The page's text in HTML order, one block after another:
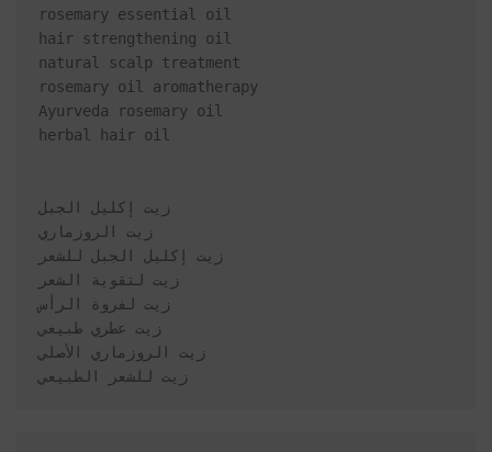
rosemary essential oil
hair strengthening oil
natural scalp treatment
rosemary oil aromatherapy
Ayurveda rosemary oil
herbal hair oil
زيت إكليل الجبل
زيت الروزماري
زيت إكليل الجبل للشعر
زيت لتقوية الشعر
زيت لفروة الرأس
زيت عطري طبيعي
زيت الروزماري الأصلي
زيت للشعر الطبيعي